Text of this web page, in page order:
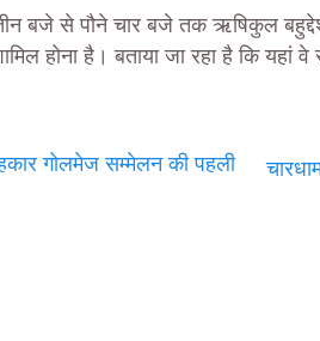
बजे से पौने चार बजे तक ऋषिकुल
होना है। बताया जा रहा है कि यहां वे
गोलमेज सम्मेलन की पहली